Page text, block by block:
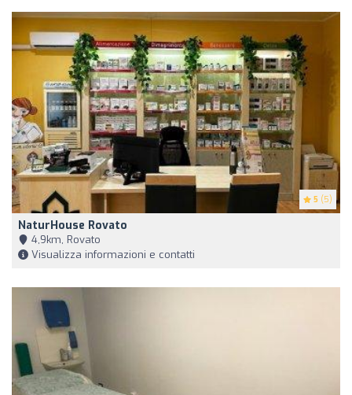
5 (5)
NaturHouse Rovato
4,9km, Rovato
Visualizza informazioni e contatti